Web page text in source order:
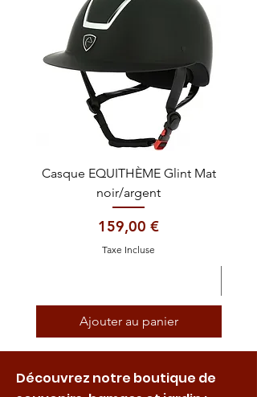
Casque EQUITHÈME Glint Mat
noir/argent
Prix
159,00 €
Taxe Incluse
Ajouter au panier
Découvrez notre boutique de